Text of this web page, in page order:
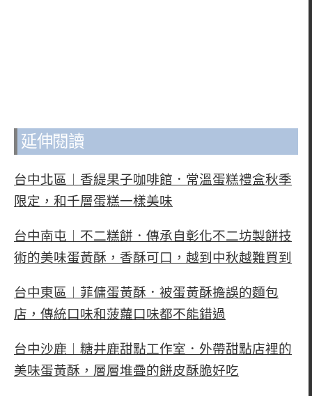
延伸閱讀
台中北區︱香緹果子咖啡館．常溫蛋糕禮盒秋季
限定，和千層蛋糕一樣美味
台中南屯︱不二糕餅．傳承自彰化不二坊製餅技
術的美味蛋黃酥，香酥可口，越到中秋越難買到
台中東區︱菲傭蛋黃酥．被蛋黃酥擔誤的麵包
店，傳統口味和菠蘿口味都不能錯過
台中沙鹿︱糖井鹿甜點工作室．外帶甜點店裡的
美味蛋黃酥，層層堆疊的餅皮酥脆好吃